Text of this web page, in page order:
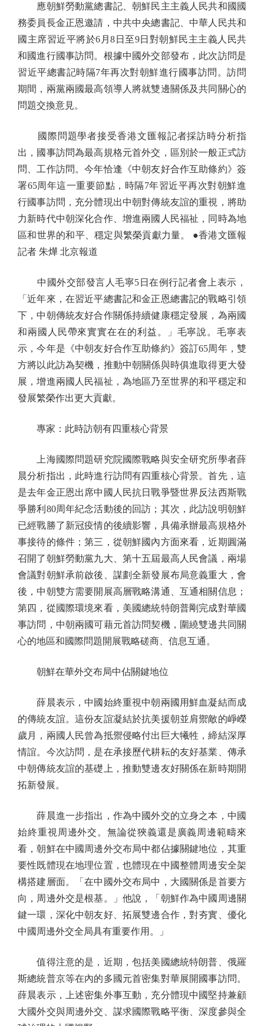
應朝鮮勞動黨總書記、朝鮮民主主義人民共和國國
務委員長金正恩邀請，中共中央總書記、中華人民共和
國主席習近平將於6月8日至9日對朝鮮民主主義人民共
和國進行國事訪問。根據中國外交部發布，此次訪問是
習近平總書記時隔7年再次對朝鮮進行國事訪問。訪問
期間，兩黨兩國最高領導人將就雙邊關係及共同關心的
問題交換意見。
國際問題學者接受香港文匯報記者採訪時分析指
出，國事訪問為最高規格元首外交，區別於一般正式訪
問、工作訪問。今年恰逢《中朝友好合作互助條約》簽
署65周年這一重要節點，時隔7年習近平再次對朝鮮進
行國事訪問，充分體現出中朝對傳統友誼的重視，將助
力新時代中朝深化合作、增進兩國人民福祉，同時為地
區和世界的和平、穩定與繁榮貢獻力量。 ●香港文匯報
記者 朱燁 北京報道
中國外交部發言人毛寧5日在例行記者會上表示，
「近年來，在習近平總書記和金正恩總書記的戰略引領
下，中朝傳統友好合作關係持續健康穩定發展，為兩國
和兩國人民帶來實實在在的利益。」毛寧說。毛寧表
示，今年是《中朝友好合作互助條約》簽訂65周年，雙
方將以此訪為契機，推動中朝關係與時俱進取得更大發
展，增進兩國人民福祉，為地區乃至世界的和平穩定和
發展繁榮作出更大貢獻。
專家：此時訪朝有四重核心背景
上海國際問題研究院國際戰略與安全研究所學者薛
晨分析指出，此時進行訪問有四重核心背景。首先，這
是去年金正恩出席中國人民抗日戰爭暨世界反法西斯戰
爭勝利80周年紀念活動後的回訪；其次，此訪說明朝鮮
已經戰勝了新冠疫情的後續影響，具備承辦最高規格外
事接待的條件；第三，從朝鮮國內方面來看，近期圓滿
召開了朝鮮勞動黨九大、第十五屆最高人民會議，兩場
會議對朝鮮承前啟後、謀劃全新發展布局意義重大，會
後，中朝雙方需要開展高層戰略溝通、互通相關信息；
第四，從國際環境來看，美國總統特朗普剛完成對華國
事訪問，中朝兩國可藉元首訪問契機，圍繞雙邊共同關
心的地區和國際問題開展戰略磋商、信息互通。
朝鮮在華外交布局中佔關鍵地位
薛晨表示，中國始終重視中朝兩國用鮮血凝結而成
的傳統友誼。這份友誼凝結於抗美援朝並肩禦敵的崢嶸
歲月，兩國人民曾為抵禦侵略付出巨大犧牲，締結深厚
情誼。今次訪問，是在承接歷代耕耘的友好基業、傳承
中朝傳統友誼的基礎上，推動雙邊友好關係在新時期開
拓新發展。
薛晨進一步指出，作為中國外交的立身之本，中國
始終重視周邊外交。無論從狹義還是廣義周邊範疇來
看，朝鮮在中國周邊外交布局中都佔據關鍵地位，其重
要性既體現在地理位置，也體現在中國整體周邊安全架
構搭建層面。「在中國外交布局中，大國關係是首要方
向，周邊外交是根基。」他說，「朝鮮作為中國周邊關
鍵一環，深化中朝友好、拓展雙邊合作，對夯實、優化
中國周邊外交全局具有重要作用。」
值得注意的是，近期，包括美國總統特朗普、俄羅
斯總統普京等在內的多國元首密集對華展開國事訪問。
薛晨表示，上述密集外事互動，充分體現中國堅持兼顧
大國外交與周邊外交、謀求國際戰略平衡、深度參與全